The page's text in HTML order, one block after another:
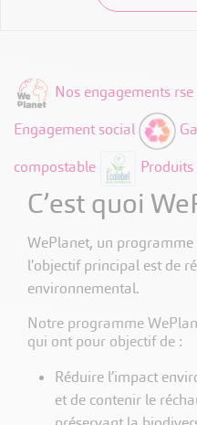
Nos engagements rse
Engagement social
compostable
C’est quoi
WePlanet, un
l'objectif principal est de
environnemental.
Notre programme
qui ont pour objectif de :
Réduire l’impact
et de contenir le